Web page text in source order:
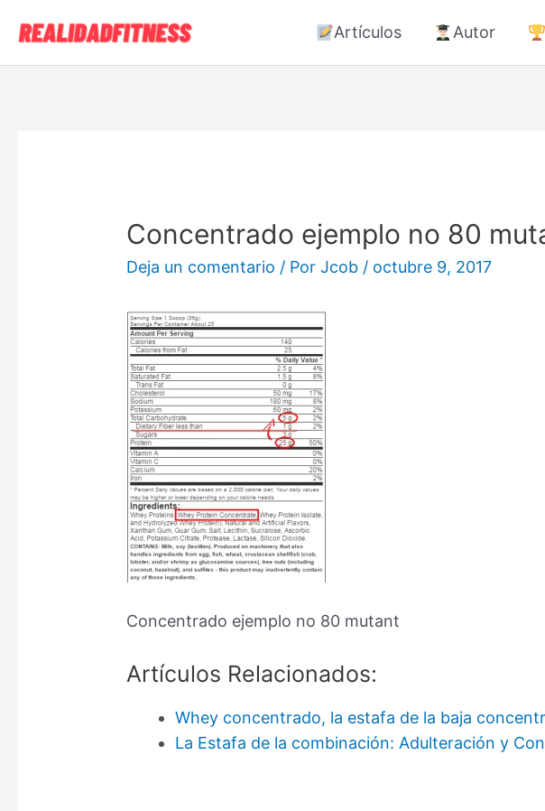
Artículos Autor
Concentrado ejemplo no 80
Deja un comentario / PorJcob / octubre 9, 2017
Concentrado ejemplo no 80 mutant
Artículos Relacionados:
Whey concentrado, la estafa de la baja
La Estafa de la combinación: Adulteración y